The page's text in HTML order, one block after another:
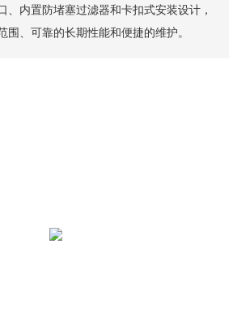
、内置防堵塞过滤器和卡扣式安装设计，
围、可靠的长期性能和便捷的维护。